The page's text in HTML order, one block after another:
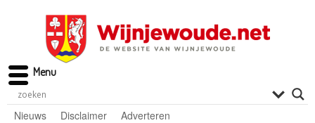
Nieuws Disclaimer Adverteren
Menu